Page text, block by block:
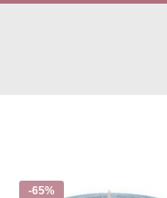
-65%